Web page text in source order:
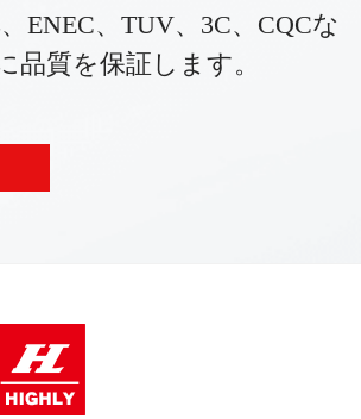
ENEC、TUV、3C、CQCな
質を保証します。